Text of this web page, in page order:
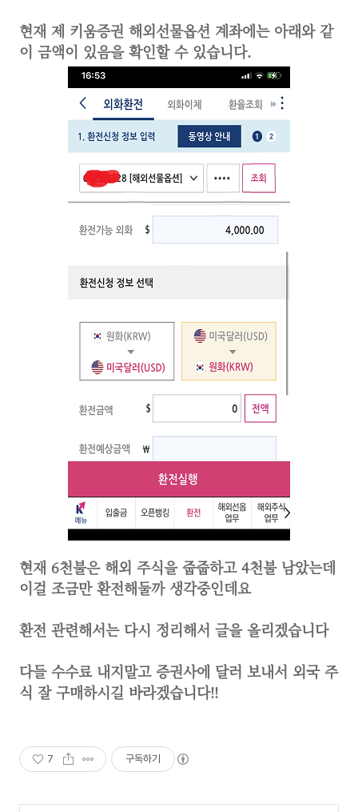
현재 제 키움증권 해외선물옵션 계좌에는 아래와 같
이 금액이 있음을 확인할 수 있습니다.
현재 6천불은 해외 주식을 줍줍하고 4천불 남았는데
이걸 조금만 환전해둘까 생각중인데요
환전 관련해서는 다시 정리해서 글을 올리겠습니다
다들 수수료 내지말고 증권사에 달러 보내서 외국 주
식 잘 구매하시길 바라겠습니다!!
7 구독하기